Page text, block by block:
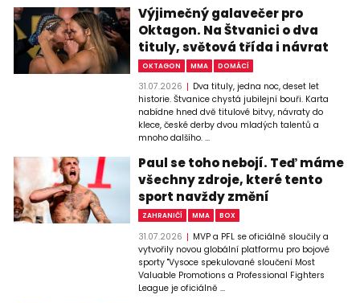
Výjimečný galavečer pro
Oktagon. Na Štvanici o dva
tituly, světová třída i návrat
OKTAGON MMA DOMÁCÍ
31.07.2026
Dva tituly, jedna noc, deset let
historie. Štvanice chystá jubilejní bouři. Karta
nabídne hned dvě titulové bitvy, návraty do
klece, české derby dvou mladých talentů a
mnoho dalšího. ...
Paul se toho nebojí. Teď máme
všechny zdroje, které tento
sport navždy změní
ZAHRANIČÍ MMA BOX
31.07.2026
MVP a PFL se oficiálně sloučily a
vytvořily novou globální platformu pro bojové
sporty "Vysoce spekulované sloučení Most
Valuable Promotions a Professional Fighters
League je oficiálně ...